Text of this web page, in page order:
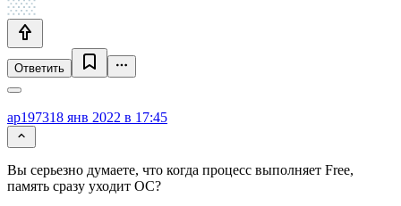
Ответить
ap197318 янв 2022 в 17:45
Вы серьезно думаете, что когда процесс выполняет Free,
память сразу уходит ОС?